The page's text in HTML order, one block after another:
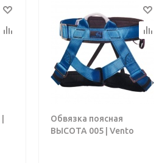
Обвязка поясная
ВЫСОТА 005 | Vento